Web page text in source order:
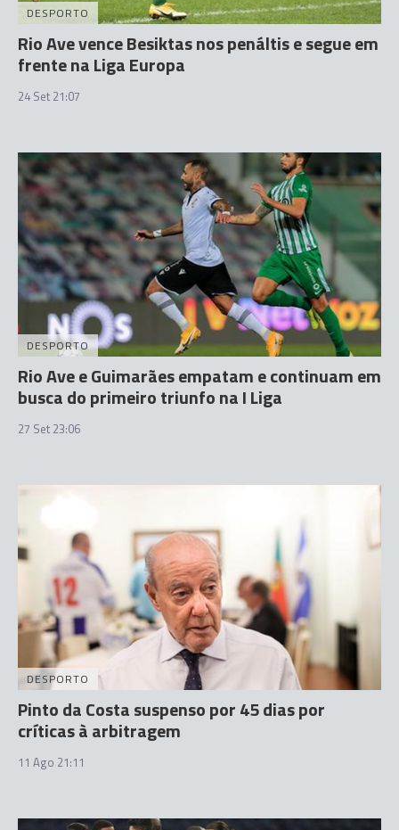
DESPORTO
Rio Ave vence Besiktas nos penáltis e segue em
frente na Liga Europa
24 Set 21:07
DESPORTO
Rio Ave e Guimarães empatam e continuam em
busca do primeiro triunfo na I Liga
27 Set 23:06
DESPORTO
Pinto da Costa suspenso por 45 dias por
críticas à arbitragem
11 Ago 21:11